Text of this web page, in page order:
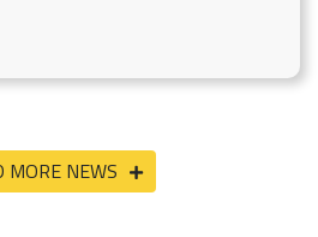
MORE NEWS